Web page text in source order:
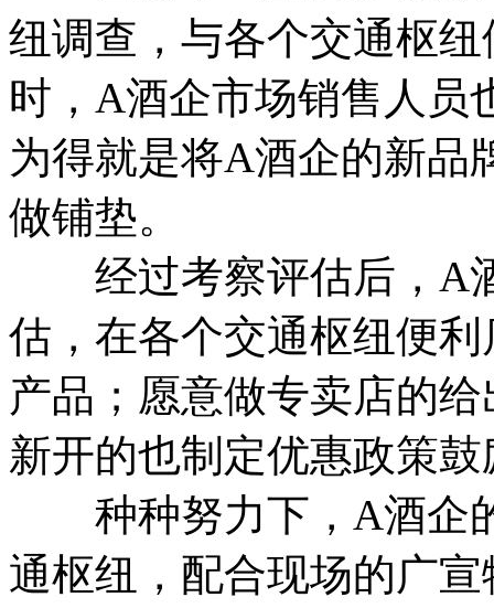
纽调查，与各个交通枢
时，A酒企市场销售人员
为得就是将A酒企的新品
做铺垫。
经过考察评估后，A
估，在各个交通枢纽便
产品；愿意做专卖店的
新开的也制定优惠政策
种种努力下，A酒企
通枢纽，配合现场的广